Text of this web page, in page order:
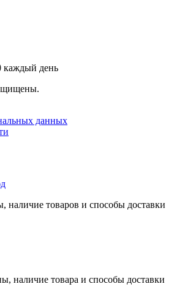
каждый день
данных
наличие товаров и способы доставки
наличие товара и способы доставки